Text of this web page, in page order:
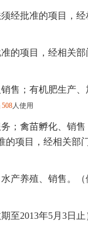
经批准的项目，
的项目，经相关
售；有机肥生产、
508 人使用
；禽苗孵化、销售
的项目，经相关部
产养殖、销售。
至2013年5月3日止